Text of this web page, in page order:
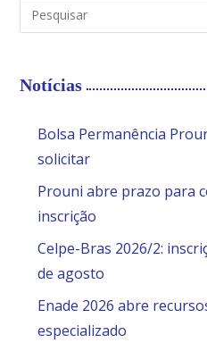
Notícias
Bolsa Permanência
solicitar
Prouni abre prazo para
inscrição
Celpe-Bras 2026/2:
de agosto
Enade 2026 abre
especializado